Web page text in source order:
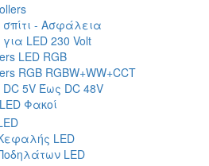
σπίτι - Ασφάλεια
LED 230 Volt
LED RGB
RGB RGBW+WW+CCT
DC 5V Έως DC 48V
LED Φακοί
LED
LED